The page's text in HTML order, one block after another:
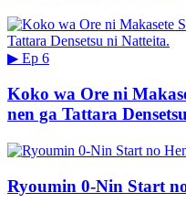
▶ Ep 6
Koko wa Ore ni
nen ga Tattara
Ryoumin 0-Nin Start